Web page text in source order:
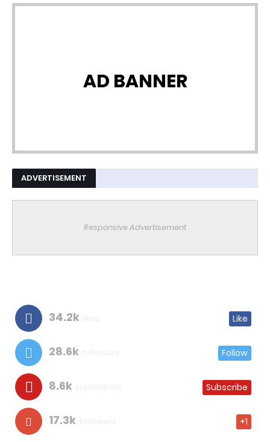
AD BANNER
ADVERTISEMENT
Responsive Advertisement
34.2k Like
28.6k Follow
8.6k Subscribe
17.3k +1